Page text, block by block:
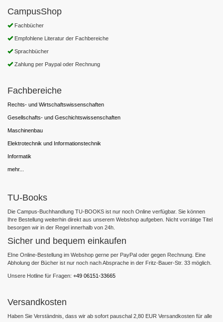
CampusShop
Fachbücher
Empfohlene Literatur der Fachbereiche
Sprachbücher
Zahlung per Paypal oder Rechnung
Fachbereiche
Rechts- und Wirtschaftswissenschaften
Gesellschafts- und Geschichtswissenschaften
Maschinenbau
Elektrotechnik und Informationstechnik
Informatik
mehr...
TU-Books
Die Campus-Buchhandlung TU-BOOKS ist nur noch Online verfügbar. Sie können
Ihre Bestellung weiterhin direkt aus unserem Webshop aufgeben. Nicht vorrätige Titel
besorgen wir in der Regel innerhalb von 24h.
Sicher und bequem einkaufen
EIne Online-Bestellung im Webshop gerne per PayPal oder gegen Rechnung. Eine
Abholung der Bücher ist nur noch nach Absprache in der Fritz-Bauer-Str. 33 möglich.
Unsere Hotline für Fragen: +49 06151-33665
Versandkosten
Haben Sie Verständnis, dass wir ab sofort pauschal 2,80 EUR Versandkosten für alle